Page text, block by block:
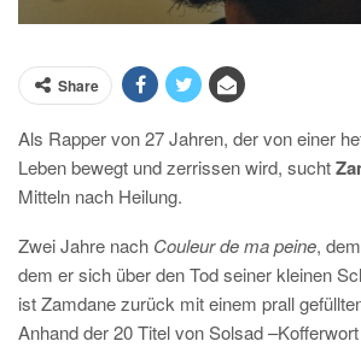
Share
Als Rapper von 27 Jahren, der von einer
Leben bewegt und zerrissen wird, sucht
Mitteln nach Heilung.
Zwei Jahre nach Couleur de ma peine,
dem er sich über den Tod seiner kleinen
ist Zamdane zurück mit einem prall
Anhand der 20 Titel von Solsad